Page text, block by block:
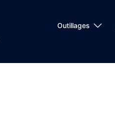
Outillages